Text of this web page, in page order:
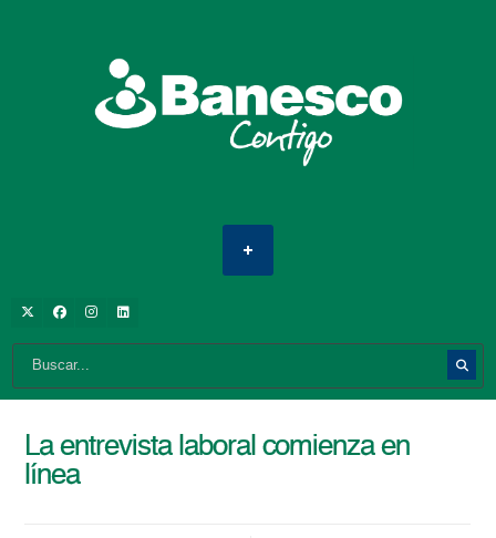
La entrevista laboral comienza en
línea